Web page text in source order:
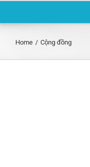
Home / Cộng đồng